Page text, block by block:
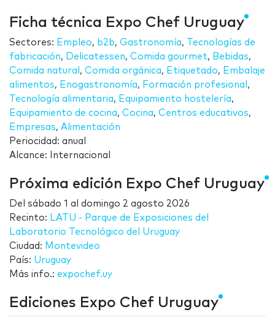
Ficha técnica Expo Chef Uruguay
Sectores: Empleo, b2b, Gastronomía,
Tecnologías de
fabricación, Delicatessen, Comida gourmet, Bebidas,
Comida natural , Comida orgánica, Etiquetado, Embalaje
alimentos, Enogastronomía, Formación profesional ,
Tecnología alimentaria, Equipamiento hostelería,
Equipamiento de cocina, Cocina, Centros educativos,
Empresas, Alimentación
Periocidad: anual
Alcance: Internacional
Próxima edición Expo Chef Uruguay
Del sábado 1 al domingo 2 agosto 2026
Recinto: LATU - Parque de Exposiciones del
Laboratorio Tecnológico del Uruguay
Ciudad: Montevideo
País: Uruguay
Más info.: expochef.uy
Ediciones Expo Chef Uruguay